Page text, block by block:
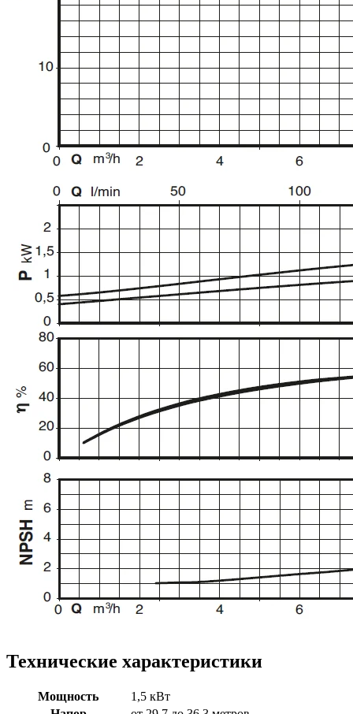
Технические характеристики
Мощность
1,5 кВт